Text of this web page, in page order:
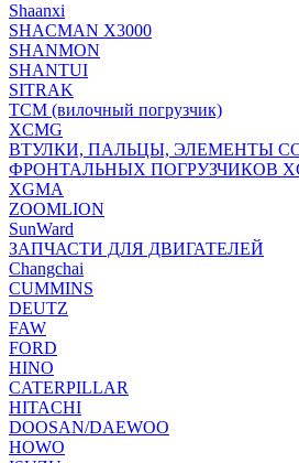
Shaanxi
SHACMAN X3000
SHANMON
SHANTUI
SITRAK
TCM (вилочный погрузчик)
XCMG
ВТУЛКИ, ПАЛЬЦЫ, ЭЛЕМЕНТЫ
ФРОНТАЛЬНЫХ ПОГРУЗЧИКОВ
XGMA
ZOOMLION
SunWard
ЗАПЧАСТИ ДЛЯ ДВИГАТЕЛЕЙ
Changchai
CUMMINS
DEUTZ
FAW
FORD
HINO
CATERPILLAR
HITACHI
DOOSAN/DAEWOO
HOWO